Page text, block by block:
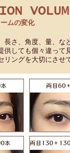
ムの変化
、量、などに
々違って見
を大切にさせて